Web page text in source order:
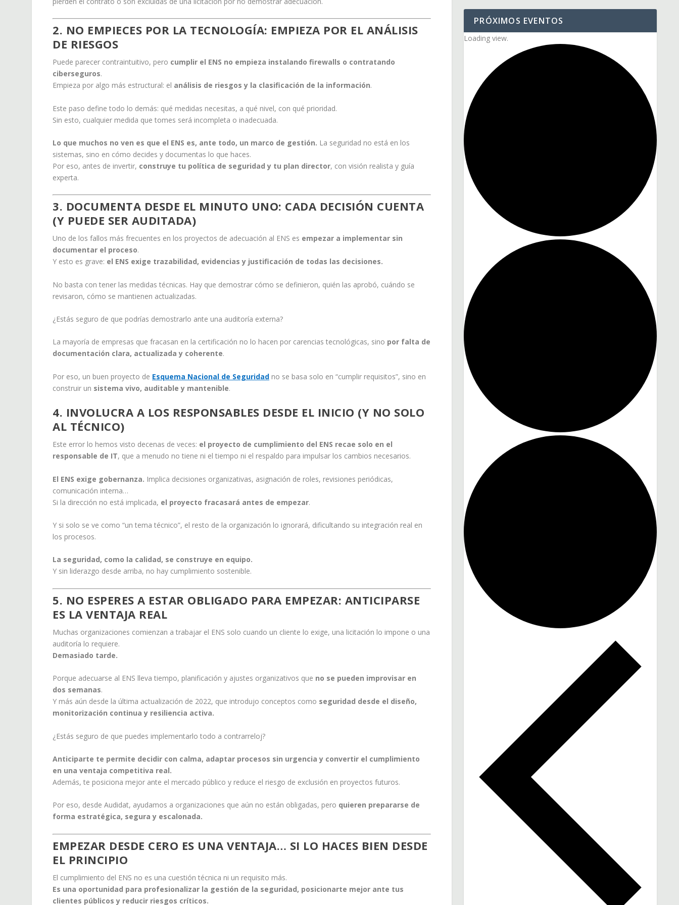
2. NO EMPIECES POR LA TECNOLOGÍA: EMPIEZA POR EL ANÁLISIS
DE RIESGOS
Puede parecer contraintuitivo, pero cumplir el ENS no empieza instalando firewalls o contratando
ciberseguros.
Empieza por algo más estructural: el análisis de riesgos y la clasificación de la información.
Este paso define todo lo demás: qué medidas necesitas, a qué nivel, con qué prioridad.
Sin esto, cualquier medida que tomes será incompleta o inadecuada.
Lo que muchos no ven es que el ENS es, ante todo, un marco de gestión. La seguridad no está en los
sistemas, sino en cómo decides y documentas lo que haces.
Por eso, antes de invertir, construye tu política de seguridad y tu plan director, con visión realista y guía
experta.
3. DOCUMENTA DESDE EL MINUTO UNO: CADA DECISIÓN CUENTA
(Y PUEDE SER AUDITADA)
Uno de los fallos más frecuentes en los proyectos de adecuación al ENS es empezar a implementar sin
documentar el proceso.
Y esto es grave: el ENS exige trazabilidad, evidencias y justificación de todas las decisiones.
No basta con tener las medidas técnicas. Hay que demostrar cómo se definieron, quién las aprobó, cuándo se
revisaron, cómo se mantienen actualizadas.
¿Estás seguro de que podrías demostrarlo ante una auditoría externa?
La mayoría de empresas que fracasan en la certificación no lo hacen por carencias tecnológicas, sino por falta de
documentación clara, actualizada y coherente.
Por eso, un buen proyecto de Esquema Nacional de Seguridad no se basa solo en “cumplir requisitos”, sino en
construir un sistema vivo, auditable y mantenible.
4. INVOLUCRA A LOS RESPONSABLES DESDE EL INICIO (Y NO SOLO
AL TÉCNICO)
Este error lo hemos visto decenas de veces: el proyecto de cumplimiento del ENS recae solo en el
responsable de IT, que a menudo no tiene ni el tiempo ni el respaldo para impulsar los cambios necesarios.
El ENS exige gobernanza. Implica decisiones organizativas, asignación de roles, revisiones periódicas,
comunicación interna…
Si la dirección no está implicada, el proyecto fracasará antes de empezar.
Y si solo se ve como “un tema técnico”, el resto de la organización lo ignorará, dificultando su integración real en
los procesos.
La seguridad, como la calidad, se construye en equipo.
Y sin liderazgo desde arriba, no hay cumplimiento sostenible.
5. NO ESPERES A ESTAR OBLIGADO PARA EMPEZAR: ANTICIPARSE
ES LA VENTAJA REAL
Muchas organizaciones comienzan a trabajar el ENS solo cuando un cliente lo exige, una licitación lo impone o una
auditoría lo requiere.
Demasiado tarde.
Porque adecuarse al ENS lleva tiempo, planificación y ajustes organizativos que no se pueden improvisar en
dos semanas.
Y más aún desde la última actualización de 2022, que introdujo conceptos como seguridad desde el diseño,
monitorización continua y resiliencia activa.
¿Estás seguro de que puedes implementarlo todo a contrarreloj?
Anticiparte te permite decidir con calma, adaptar procesos sin urgencia y convertir el cumplimiento
en una ventaja competitiva real.
Además, te posiciona mejor ante el mercado público y reduce el riesgo de exclusión en proyectos futuros.
Por eso, desde Audidat, ayudamos a organizaciones que aún no están obligadas, pero quieren prepararse de
forma estratégica, segura y escalonada.
EMPEZAR DESDE CERO ES UNA VENTAJA… SI LO HACES BIEN DESDE
EL PRINCIPIO
El cumplimiento del ENS no es una cuestión técnica ni un requisito más.
Es una oportunidad para profesionalizar la gestión de la seguridad, posicionarte mejor ante tus
clientes públicos y reducir riesgos críticos.
PRÓXIMOS EVENTOS
Loading view.